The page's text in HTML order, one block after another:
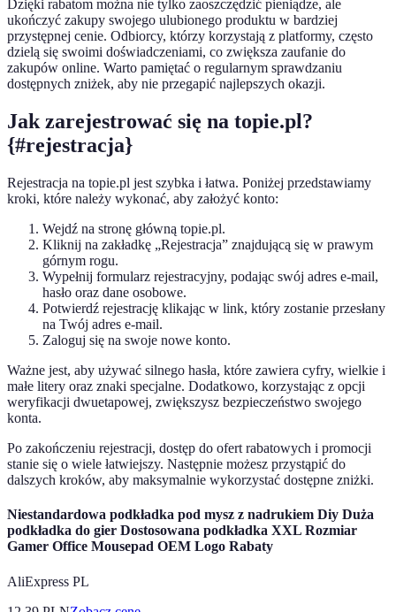
Dzięki rabatom można nie tylko zaoszczędzić pieniądze, ale
ukończyć zakupy swojego ulubionego produktu w bardziej
przystępnej cenie. Odbiorcy, którzy korzystają z platformy, często
dzielą się swoimi doświadczeniami, co zwiększa zaufanie do
zakupów online. Warto pamiętać o regularnym sprawdzaniu
dostępnych zniżek, aby nie przegapić najlepszych okazji.
Jak zarejestrować się na topie.pl?
{#rejestracja}
Rejestracja na topie.pl jest szybka i łatwa. Poniżej przedstawiamy
kroki, które należy wykonać, aby założyć konto:
Wejdź na stronę główną topie.pl.
Kliknij na zakładkę „Rejestracja” znajdującą się w prawym
górnym rogu.
Wypełnij formularz rejestracyjny, podając swój adres e-mail,
hasło oraz dane osobowe.
Potwierdź rejestrację klikając w link, który zostanie przesłany
na Twój adres e-mail.
Zaloguj się na swoje nowe konto.
Ważne jest, aby używać silnego hasła, które zawiera cyfry, wielkie i
małe litery oraz znaki specjalne. Dodatkowo, korzystając z opcji
weryfikacji dwuetapowej, zwiększysz bezpieczeństwo swojego
konta.
Po zakończeniu rejestracji, dostęp do ofert rabatowych i promocji
stanie się o wiele łatwiejszy. Następnie możesz przystąpić do
dalszych kroków, aby maksymalnie wykorzystać dostępne zniżki.
Niestandardowa podkładka pod mysz z nadrukiem Diy Duża
podkładka do gier Dostosowana podkładka XXL Rozmiar
Gamer Office Mousepad OEM Logo Rabaty
AliExpress PL